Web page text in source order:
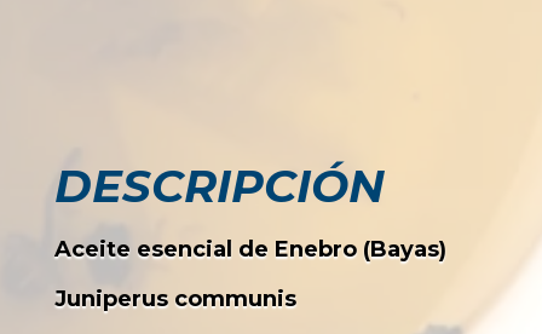
DESCRIPCIÓN
Aceite esencial de Enebro (Bayas)
Juniperus communis